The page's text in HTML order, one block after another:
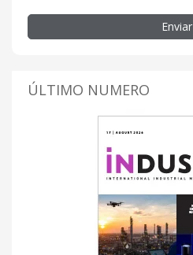
Enviar
ÚLTIMO NUMERO